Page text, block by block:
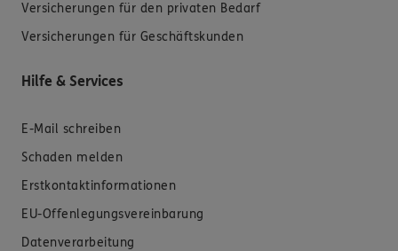
Versicherungen für den privaten Bedarf
Versicherungen für Geschäftskunden
Hilfe & Services
E-Mail schreiben
Schaden melden
Erstkontaktinformationen
EU-Offenlegungsvereinbarung
Datenverarbeitung